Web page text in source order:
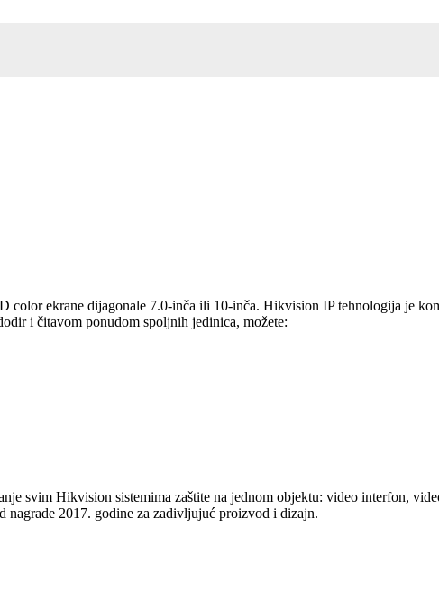
ekrane dijagonale 7.0-inča ili 10-inča. Hikvision IP tehnologija je
i čitavom ponudom spoljnih jedinica, možete:
svim Hikvision sistemima zaštite na jednom objektu: video interfon,
2017. godine za zadivljujuć proizvod i dizajn.